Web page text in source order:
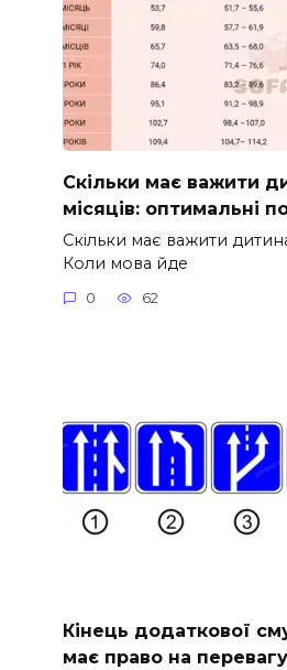
Скільки має важити
місяців: оптимальні
Скільки має важити
Коли мова йде
0 62
Кінець додаткової
має право на